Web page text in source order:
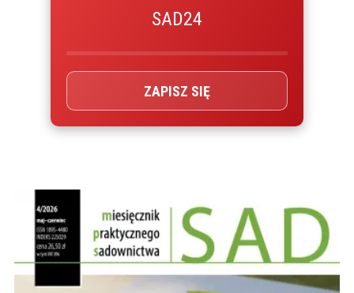
SAD24
ZAPISZ SIĘ